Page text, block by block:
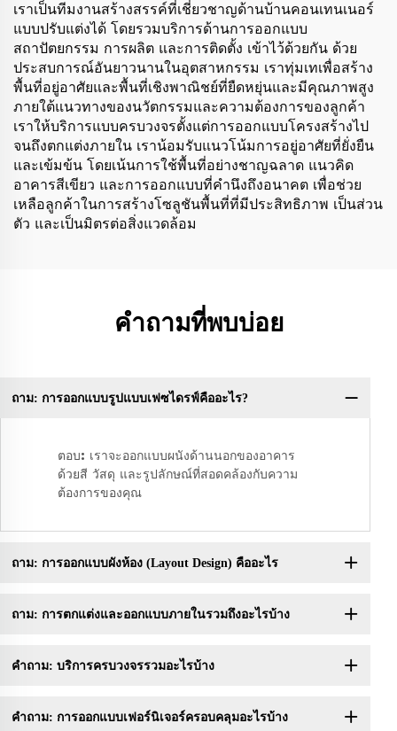
เราเป็นทีมงานสร้างสรรค์ที่เชี่ยวชาญด้านบ้านคอนเทนเนอร์
แบบปรับแต่งได้ โดยรวมบริการด้านการออกแบบ
สถาปัตยกรรม การผลิต และการติดตั้ง เข้าไว้ด้วยกัน ด้วย
ประสบการณ์อันยาวนานในอุตสาหกรรม เราทุ่มเทเพื่อสร้าง
พื้นที่อยู่อาศัยและพื้นที่เชิงพาณิชย์ที่ยืดหยุ่นและมีคุณภาพสูง
ภายใต้แนวทางของนวัตกรรมและความต้องการของลูกค้า
เราให้บริการแบบครบวงจรตั้งแต่การออกแบบโครงสร้างไป
จนถึงตกแต่งภายใน เราน้อมรับแนวโน้มการอยู่อาศัยที่ยั่งยืน
และเข้มข้น โดยเน้นการใช้พื้นที่อย่างชาญฉลาด แนวคิด
อาคารสีเขียว และการออกแบบที่คำนึงถึงอนาคต เพื่อช่วย
เหลือลูกค้าในการสร้างโซลูชันพื้นที่ที่มีประสิทธิภาพ เป็นส่วน
ตัว และเป็นมิตรต่อสิ่งแวดล้อม
คำถามที่พบบ่อย
ถาม: การออกแบบรูปแบบเฟซไดรฟ์คืออะไร?
ตอบ: เราจะออกแบบผนังด้านนอกของอาคาร
ด้วยสี วัสดุ และรูปลักษณ์ที่สอดคล้องกับความ
ต้องการของคุณ
ถาม: การออกแบบผังห้อง (Layout Design) คืออะไร
ถาม: การตกแต่งและออกแบบภายในรวมถึงอะไรบ้าง
คำถาม: บริการครบวงจรรวมอะไรบ้าง
คำถาม: การออกแบบเฟอร์นิเจอร์ครอบคลุมอะไรบ้าง